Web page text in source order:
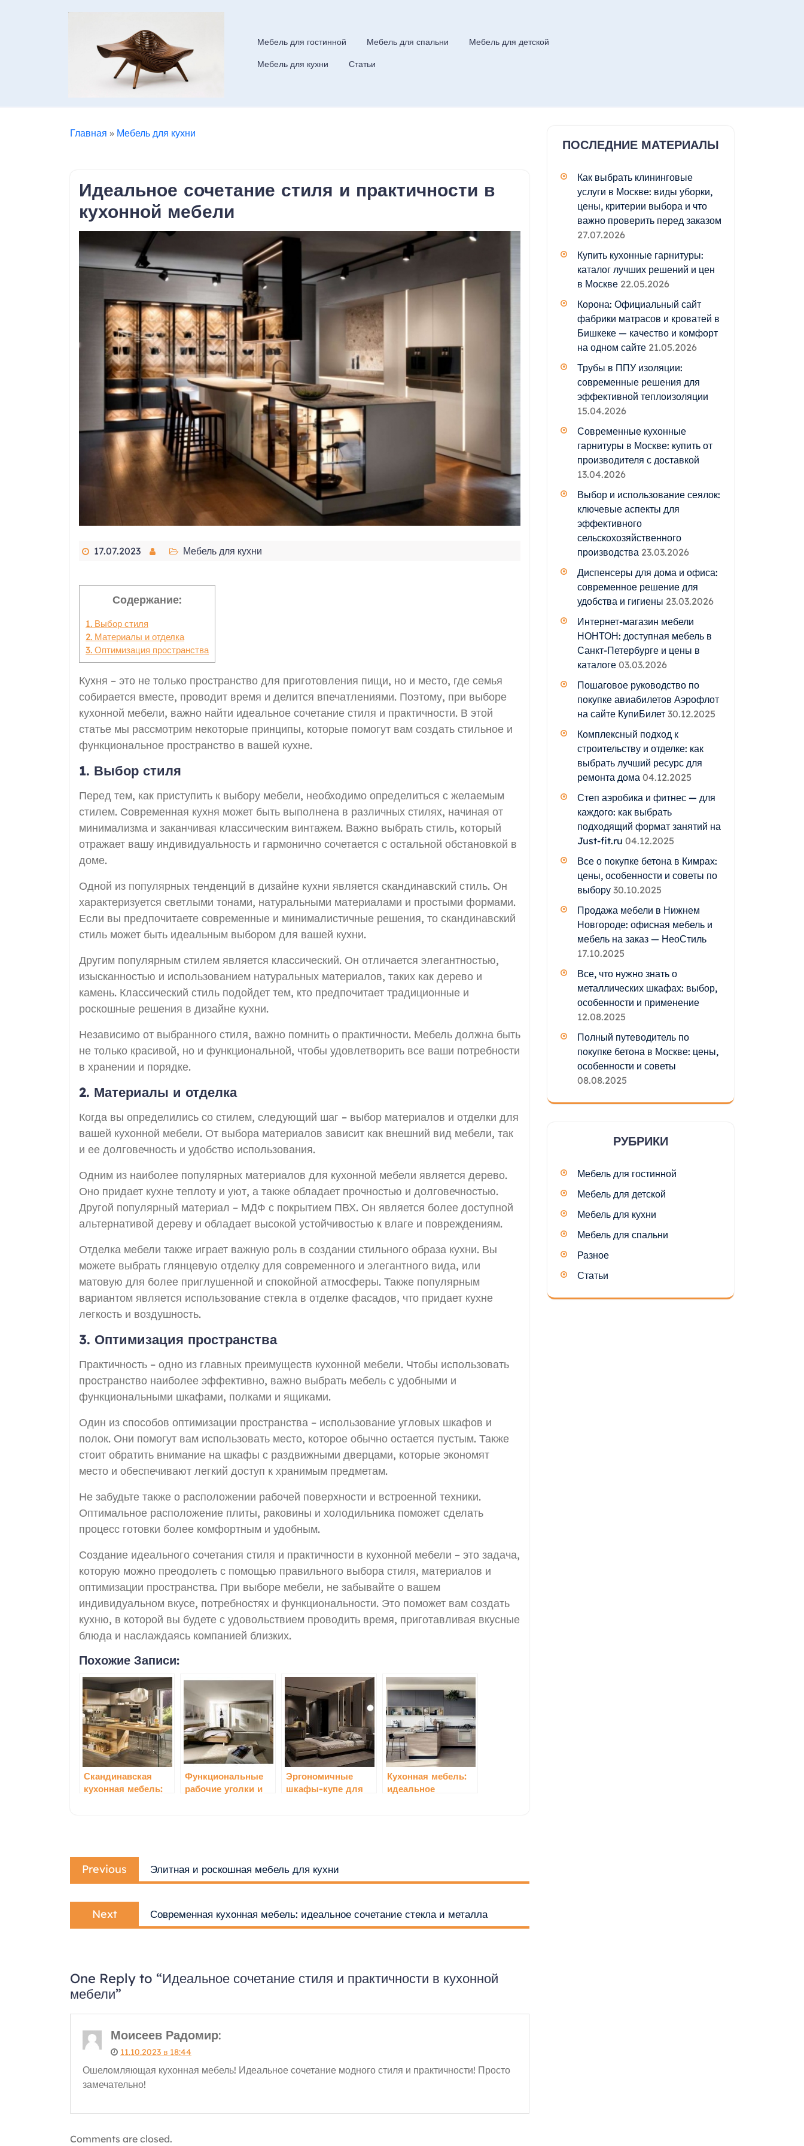
Мебель для гостинной Мебель для спальни Мебель для детской
Мебель для кухни Статьи
Главная » Мебель для кухни
Идеальное сочетание стиля и практичности в
кухонной мебели
17.07.2023 Мебель для кухни
Содержание:
1. Выбор стиля
2. Материалы и отделка
3. Оптимизация пространства
Кухня – это не только пространство для приготовления пищи, но и место, где семья
собирается вместе, проводит время и делится впечатлениями. Поэтому, при выборе
кухонной мебели, важно найти идеальное сочетание стиля и практичности. В этой
статье мы рассмотрим некоторые принципы, которые помогут вам создать стильное и
функциональное пространство в вашей кухне.
1. Выбор стиля
Перед тем, как приступить к выбору мебели, необходимо определиться с желаемым
стилем. Современная кухня может быть выполнена в различных стилях, начиная от
минимализма и заканчивая классическим винтажем. Важно выбрать стиль, который
отражает вашу индивидуальность и гармонично сочетается с остальной обстановкой в
доме.
Одной из популярных тенденций в дизайне кухни является скандинавский стиль. Он
характеризуется светлыми тонами, натуральными материалами и простыми формами.
Если вы предпочитаете современные и минималистичные решения, то скандинавский
стиль может быть идеальным выбором для вашей кухни.
Другим популярным стилем является классический. Он отличается элегантностью,
изысканностью и использованием натуральных материалов, таких как дерево и
камень. Классический стиль подойдет тем, кто предпочитает традиционные и
роскошные решения в дизайне кухни.
Независимо от выбранного стиля, важно помнить о практичности. Мебель должна быть
не только красивой, но и функциональной, чтобы удовлетворить все ваши потребности
в хранении и порядке.
2. Материалы и отделка
Когда вы определились со стилем, следующий шаг – выбор материалов и отделки для
вашей кухонной мебели. От выбора материалов зависит как внешний вид мебели, так
и ее долговечность и удобство использования.
Одним из наиболее популярных материалов для кухонной мебели является дерево.
Оно придает кухне теплоту и уют, а также обладает прочностью и долговечностью.
Другой популярный материал – МДФ с покрытием ПВХ. Он является более доступной
альтернативой дереву и обладает высокой устойчивостью к влаге и повреждениям.
Отделка мебели также играет важную роль в создании стильного образа кухни. Вы
можете выбрать глянцевую отделку для современного и элегантного вида, или
матовую для более приглушенной и спокойной атмосферы. Также популярным
вариантом является использование стекла в отделке фасадов, что придает кухне
легкость и воздушность.
3. Оптимизация пространства
Практичность – одно из главных преимуществ кухонной мебели. Чтобы использовать
пространство наиболее эффективно, важно выбрать мебель с удобными и
функциональными шкафами, полками и ящиками.
Один из способов оптимизации пространства – использование угловых шкафов и
полок. Они помогут вам использовать место, которое обычно остается пустым. Также
стоит обратить внимание на шкафы с раздвижными дверцами, которые экономят
место и обеспечивают легкий доступ к хранимым предметам.
Не забудьте также о расположении рабочей поверхности и встроенной техники.
Оптимальное расположение плиты, раковины и холодильника поможет сделать
процесс готовки более комфортным и удобным.
Создание идеального сочетания стиля и практичности в кухонной мебели – это задача,
которую можно преодолеть с помощью правильного выбора стиля, материалов и
оптимизации пространства. При выборе мебели, не забывайте о вашем
индивидуальном вкусе, потребностях и функциональности. Это поможет вам создать
кухню, в которой вы будете с удовольствием проводить время, приготавливая вкусные
блюда и наслаждаясь компанией близких.
Похожие Записи:
Скандинавская
кухонная мебель:
Функциональные
рабочие уголки и
Эргономичные
шкафы-купе для
Кухонная мебель:
идеальное
по
записям
Previous
post:
Элитная и роскошная мебель для кухни
Next
post:
Современная кухонная мебель: идеальное сочетание стекла и металла
One Reply to “Идеальное сочетание стиля и практичности в кухонной
мебели”
Моисеев Радомир:
11.10.2023 в 18:44
Ошеломляющая кухонная мебель! Идеальное сочетание модного стиля и практичности! Просто
замечательно!
Comments are closed.
ПОСЛЕДНИЕ МАТЕРИАЛЫ
Как выбрать клининговые
услуги в Москве: виды уборки,
цены, критерии выбора и что
важно проверить перед заказом
27.07.2026
Купить кухонные гарнитуры:
каталог лучших решений и цен
в Москве 22.05.2026
Корона: Официальный сайт
фабрики матрасов и кроватей в
Бишкеке — качество и комфорт
на одном сайте 21.05.2026
Трубы в ППУ изоляции:
современные решения для
эффективной теплоизоляции
15.04.2026
Современные кухонные
гарнитуры в Москве: купить от
производителя с доставкой
13.04.2026
Выбор и использование сеялок:
ключевые аспекты для
эффективного
сельскохозяйственного
производства 23.03.2026
Диспенсеры для дома и офиса:
современное решение для
удобства и гигиены 23.03.2026
Интернет-магазин мебели
НОНТОН: доступная мебель в
Санкт-Петербурге и цены в
каталоге 03.03.2026
Пошаговое руководство по
покупке авиабилетов Аэрофлот
на сайте КупиБилет 30.12.2025
Комплексный подход к
строительству и отделке: как
выбрать лучший ресурс для
ремонта дома 04.12.2025
Степ аэробика и фитнес — для
каждого: как выбрать
подходящий формат занятий на
Just-fit.ru 04.12.2025
Все о покупке бетона в Кимрах:
цены, особенности и советы по
выбору 30.10.2025
Продажа мебели в Нижнем
Новгороде: офисная мебель и
мебель на заказ — НеоСтиль
17.10.2025
Все, что нужно знать о
металлических шкафах: выбор,
особенности и применение
12.08.2025
Полный путеводитель по
покупке бетона в Москве: цены,
особенности и советы
08.08.2025
РУБРИКИ
Мебель для гостинной
Мебель для детской
Мебель для кухни
Мебель для спальни
Разное
Статьи